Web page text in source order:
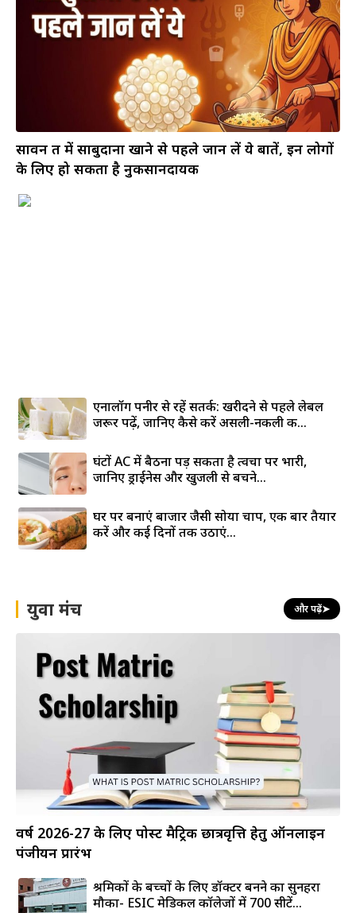
सावन व्रत में साबुदाना खाने से पहले जान लें ये बातें, इन लोगों
के लिए हो सकता है नुकसानदायक
एनालॉग पनीर से रहें सतर्क: खरीदने से पहले लेबल
जरूर पढ़ें, जानिए कैसे करें असली-नकली की...
घंटों AC में बैठना पड़ सकता है त्वचा पर भारी,
जानिए ड्राईनेस और खुजली से बचने...
घर पर बनाएं बाजार जैसी सोया चाप, एक बार तैयार
करें और कई दिनों तक उठाएं...
युवा मंच और पढ़ें➤
वर्ष 2026-27 के लिए पोस्ट मैट्रिक छात्रवृत्ति हेतु ऑनलाइन
पंजीयन प्रारंभ
श्रमिकों के बच्चों के लिए डॉक्टर बनने का सुनहरा
मौका- ESIC मेडिकल कॉलेजों में 700 सीटें...